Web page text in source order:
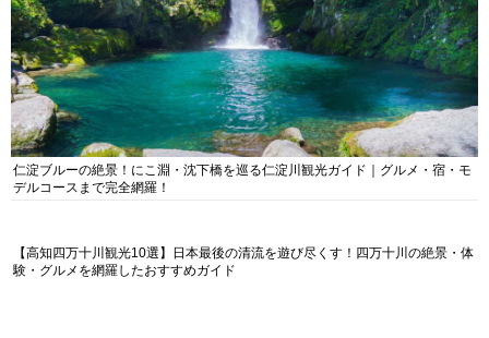
仁淀ブルーの絶景！にこ淵・沈下橋を巡る仁淀川観光ガイド｜グルメ・宿・モ
デルコースまで完全網羅！
【高知四万十川観光10選】日本最後の清流を遊び尽くす！四万十川の絶景・体
験・グルメを網羅したおすすめガイド